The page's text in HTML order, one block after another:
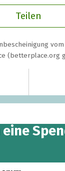
Teilen
vom
(betterplace.org